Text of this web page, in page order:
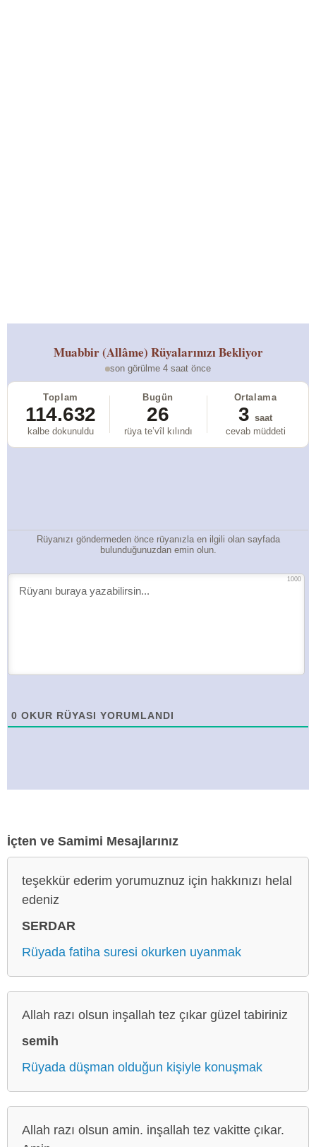
Muabbir (Allâme) Rüyalarınızı Bekliyor
son görülme 4 saat önce
Toplam
114.632
kalbe dokunuldu
Bugün
26
rüya te’vîl kılındı
Ortalama
3 saat
cevab müddeti
Rüyanızı göndermeden önce rüyanızla en ilgili olan sayfada
bulunduğunuzdan emin olun.
1000
0 OKUR RÜYASI YORUMLANDI
İçten ve Samimi Mesajlarınız
teşekkür ederim yorumuznuz için hakkınızı helal
edeniz
SERDAR
Rüyada fatiha suresi okurken uyanmak
Allah razı olsun inşallah tez çıkar güzel tabiriniz
semih
Rüyada düşman olduğun kişiyle konuşmak
Allah razı olsun amin. inşallah tez vakitte çıkar.